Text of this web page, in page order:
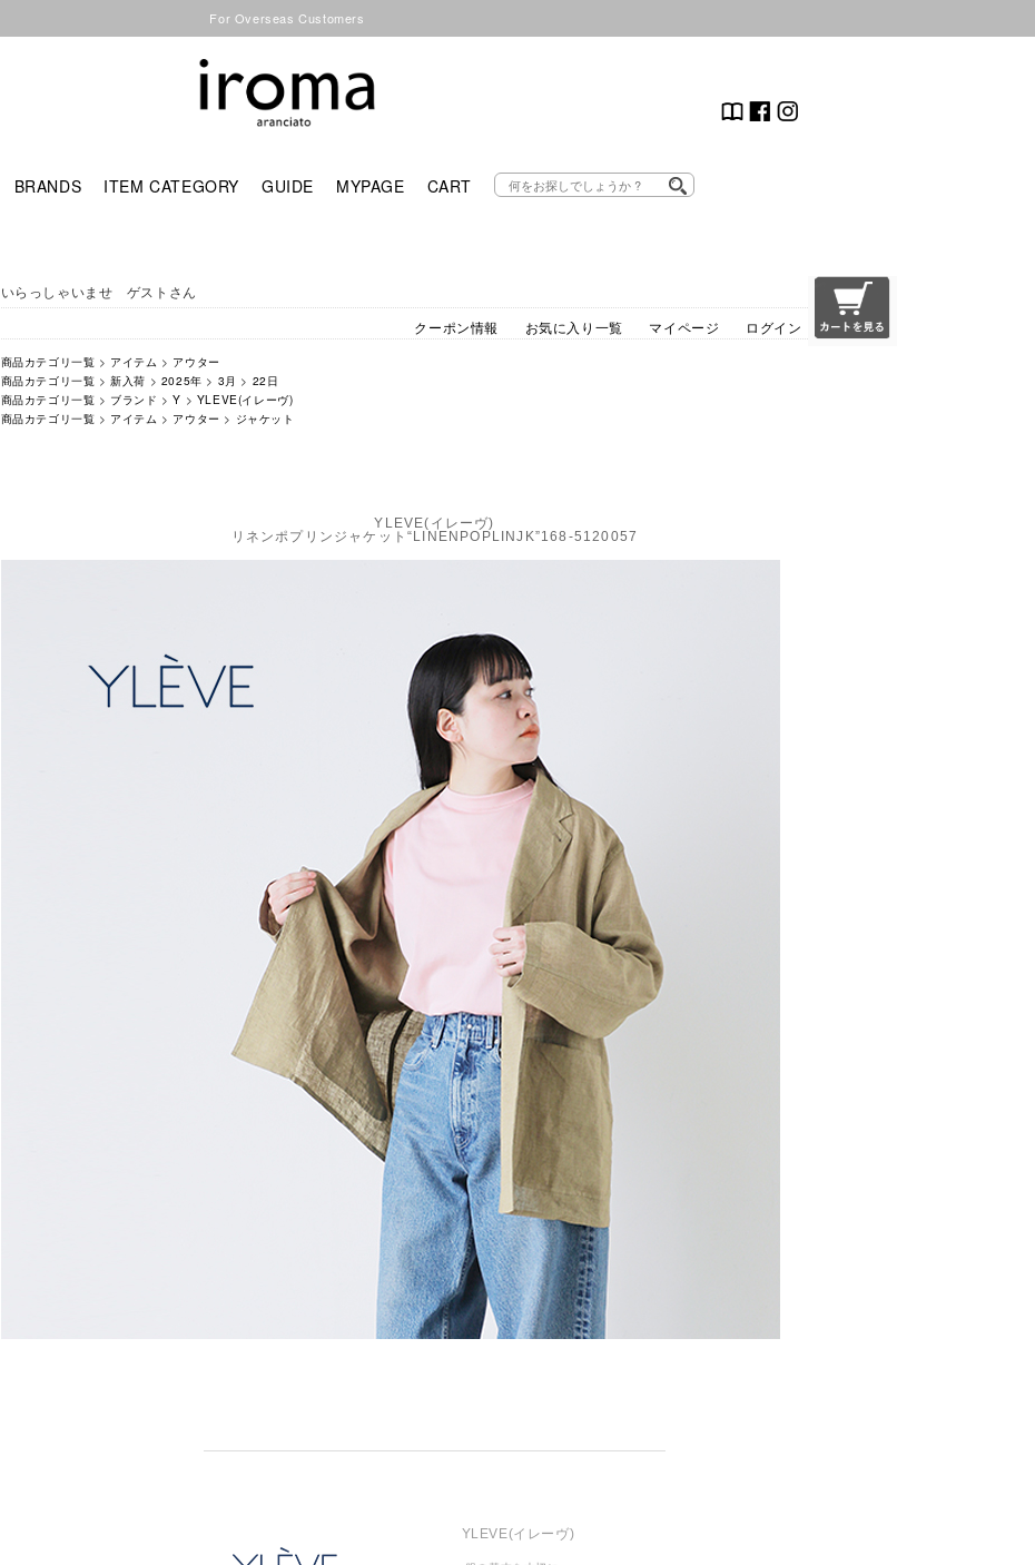
For Overseas Customers
BRANDS ITEM CATEGORY GUIDE MYPAGE CART
いらっしゃいませ ゲストさん
クーポン情報
お気に入り一覧 マイページ ログイン
商品カテゴリ一覧 > アイテム > アウター
商品カテゴリ一覧 >新入荷 > 2025年 > 3月 > 22日
商品カテゴリ一覧 > ブランド >Y > YLEVE(イレーヴ)
商品カテゴリ一覧 > アイテム > アウター > ジャケット
YLEVE(イレーヴ)
リネンポプリンジャケット“LINENPOPLINJK”168-5120057
YLEVE(イレーヴ)